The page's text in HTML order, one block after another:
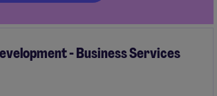
- Business Services